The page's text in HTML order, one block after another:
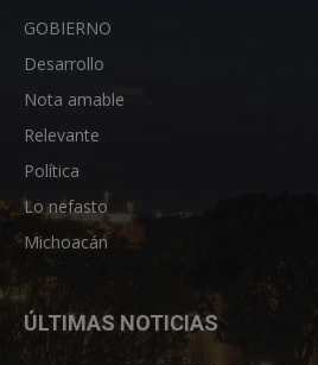
GOBIERNO
Desarrollo
Nota amable
Relevante
Política
Lo nefasto
Michoacán
ÚLTIMAS NOTICIAS